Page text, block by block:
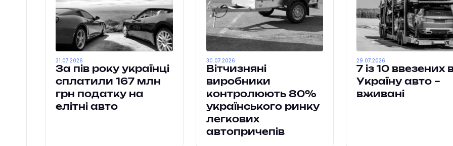
За пів року українці
сплатили 167 млн
грн податку на
елітні авто
31.07.2026
Вітчизняні
виробники
контролюють 80%
українського ринку
легкових
автопричепів
30.07.2026
7 із 10 ввезених
Україну авто –
вживані
29.07.2026